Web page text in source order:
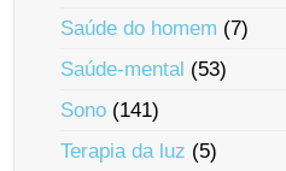
Saúde do homem (7)
Saúde-mental (53)
Sono (141)
Terapia da luz (5)